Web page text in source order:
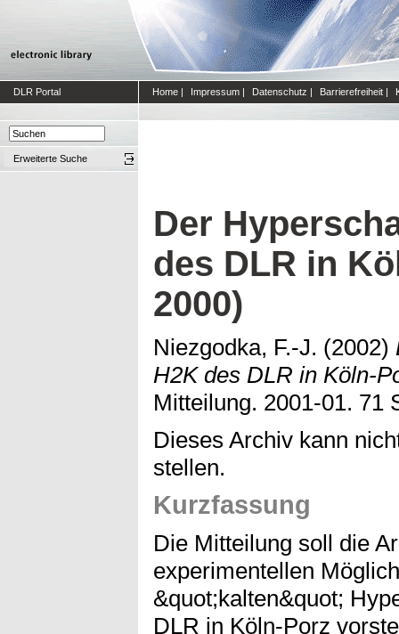
DLR Portal Home | Impressum | Datenschutz | Barrierefreiheit |
Erweiterte Suche
Der
des DLR in
2000)
Niezgodka, F.-J. (2002)
H2K des DLR in Köln-
Mitteilung. 2001-01. 71
Dieses Archiv kann
stellen.
Kurzfassung
Die Mitteilung soll die
experimentellen
&quot;kalten&quot;
DLR in Köln-Porz